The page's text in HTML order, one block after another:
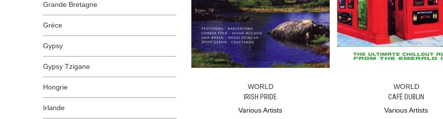
Grande Bretagne
Grèce
Gypsy
Gypsy Tzigane
Hongrie
Irlande
Ajouter Au Panier
WORLD
IRISH PRIDE
Various Artists
Ajouter Au Panier
WORLD
CAFÉ DUBLIN
Various Artists